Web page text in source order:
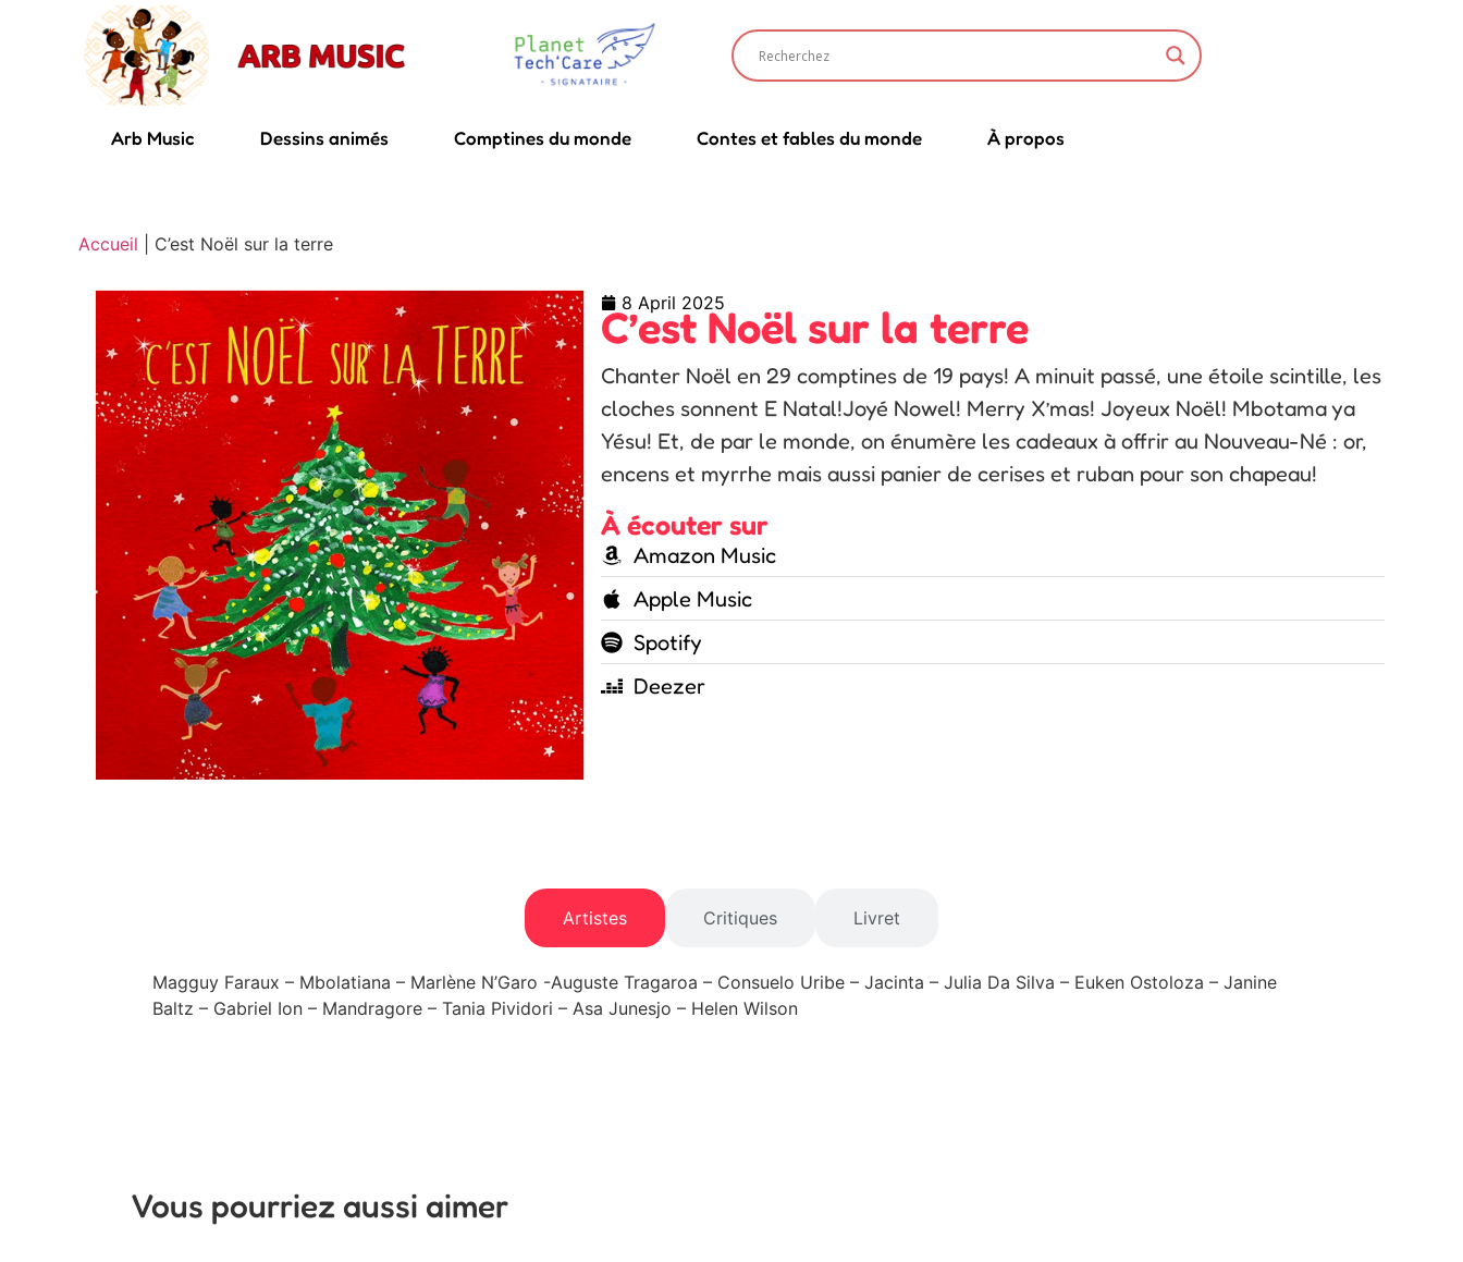
Arb Music Dessins animés Comptines du monde Contes et fables du monde À propos
Accueil C’est Noël sur la terre
8 April 2025
C’est Noël sur la terre
Chanter Noël en 29 comptines de 19 pays! A minuit passé, une étoile scintille, les
cloches sonnent E Natal!Joyé Nowel! Merry X’mas! Joyeux Noël! Mbotama ya
Yésu! Et, de par le monde, on énumère les cadeaux à offrir au Nouveau-Né : or,
encens et myrrhe mais aussi panier de cerises et ruban pour son chapeau!
À écouter sur
Amazon Music
Apple Music
Spotify
Deezer
Artistes Critiques Livret
Magguy Faraux – Mbolatiana – Marlène N’Garo -Auguste Tragaroa – Consuelo Uribe – Jacinta – Julia Da Silva – Euken Ostoloza – Janine
Baltz – Gabriel Ion – Mandragore – Tania Pividori – Asa Junesjo – Helen Wilson
Vous pourriez aussi aimer